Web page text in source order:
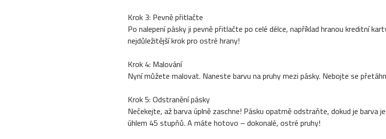
Krok 3: Pevně přitlačte
Po nalepení pásky ji pevně přitlačte po celé délce, například hranou kreditní
nejdůležitější krok pro ostré hrany!
Krok 4: Malování
Nyní můžete malovat. Naneste barvu na pruhy mezi pásky. Nebojte se
Krok 5: Odstranění pásky
Nečekejte, až barva úplně zaschne! Pásku opatrně odstraňte, dokud je barva
úhlem 45 stupňů. A máte hotovo – dokonalé, ostré pruhy!